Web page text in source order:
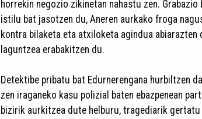
horrekin negozio zikinetan nahastu zen.
istilu bat jasotzen du, Aneren aurkako froga
kontra bilaketa eta atxiloketa agindua abiarazten
laguntzea erabakitzen du.
Detektibe pribatu bat Edurnerengana hurbiltzen
zen iraganeko kasu polizial baten ebazpenean
bizirik aurkitzea dute helburu, tragediarik